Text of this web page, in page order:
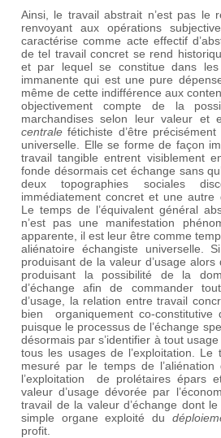
Ainsi, le travail abstrait n’est pas le
renvoyant aux opérations
caractérise comme acte effectif
de tel travail concret se rend
et par lequel se constitue dans
immanente qui est une pure
même de cette indifférence aux
objectivement compte de la
marchandises selon leur valeur et
centralefétichiste d’être
universelle. Elle se forme de façon
travail tangible entrent visiblement
fonde désormais cet échange sans
deux topographies sociales
immédiatement concret et une autre
Le temps de l’équivalent général
n’est pas une manifestation
apparente, il est leur être comme
aliénatoire échangiste universelle.
produisant de la valeur d’usage
produisant la possibilité de la
d’échange afin de commander
d’usage, la relation entre travail
bien organiquement co-constitutive
puisque le processus de l’échange
désormais par s’identifier à tout
tous les usages de l’exploitation. Le
mesuré par le temps de
l’exploitation de prolétaires épars
valeur d’usage dévorée par
travail de la valeur d’échange dont
simple organe exploité du
profit.